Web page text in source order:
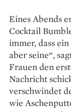
Eines Abends
Cocktail
immer, dass
aber seine“,
Frauen den
Nachricht
verschwindet
wie